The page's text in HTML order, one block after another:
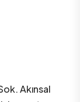
Akınsal